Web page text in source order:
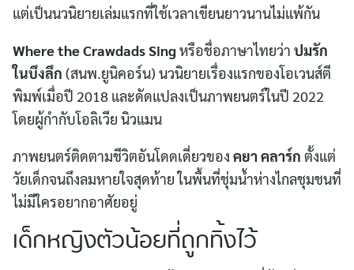
แต่เป็นนวนิยายเล่มแรกที่ใช้เวลาเขียนยาวนานไม่แพ้กัน
Where the Crawdads Singหรือชื่อภาษาไทยว่า ปมรัก
ในบึงลึก (สนพ.ยูนิคอร์น) นวนิยายเรื่องแรกของโอเวนส์ตี
พิมพ์เมื่อปี 2018 และดัดแปลงเป็นภาพยนตร์ในปี 2022
โดยผู้กำกับโอลิเวีย นิวแมน
ภาพยนตร์ติดตามชีวิตอันโดดเดี่ยวของ คยา คลาร์ก ตั้งแต่
วัยเด็กจนถึงลมหายใจสุดท้าย ในพื้นที่ชุ่มน้ำห่างไกลชุมชนที่
ไม่มีใครอยากอาศัยอยู่
เด็กหญิงตัวน้อยที่ถูกทิ้งไว้